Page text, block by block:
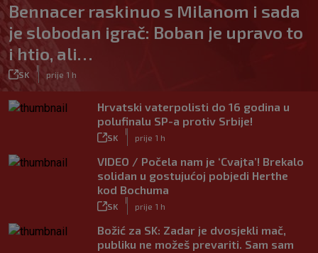
Bennacer raskinuo s Milanom i sada
je slobodan igrač: Boban je upravo to
i htio, ali…
SK prije 1 h
Hrvatski vaterpolisti do 16 godina u
polufinalu SP-a protiv Srbije!
SK prije 1 h
VIDEO / Počela nam je ‘Cvajta’! Brekalo
solidan u gostujućoj pobjedi Herthe
kod Bochuma
SK prije 1 h
Božić za SK: Zadar je dvosjekli mač,
publiku ne možeš prevariti. Sam sam